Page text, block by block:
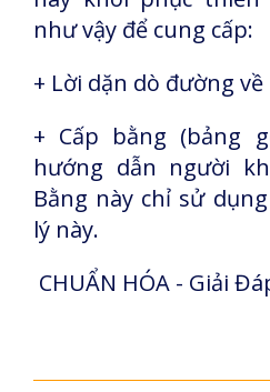
như vậy để cung cấp:
+ Lời dặn dò đường
+ Cấp bằng (bảng
hướng dẫn người
Bằng này chỉ sử
lý này.
CHUẨN HÓA - Giải